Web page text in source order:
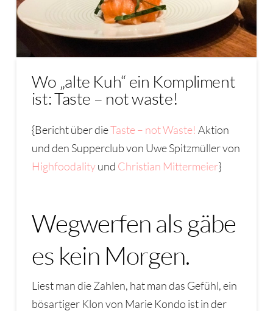
Wo „alte Kuh“ ein Kompliment
ist: Taste – not waste!
{Bericht über dieTaste – not Waste! Aktion
und den Supperclub von Uwe Spitzmüller von
Highfoodalityund Christian Mittermeier}
Wegwerfen als gäbe
es kein Morgen.
Liest man die Zahlen, hat man das Gefühl, ein
bösartiger Klon von Marie Kondo ist in der